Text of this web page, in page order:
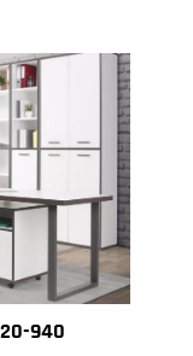
940